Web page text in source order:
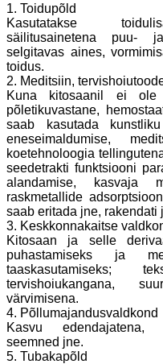
1. Toidupõld
Kasutatakse
säilitusainetena puu-
selgitavas aines,
toidus.
2. Meditsiin,
Kuna kitosaanil ei ole
põletikuvastane,
saab kasutada
eneseimaldumise,
koetehnoloogia
seedetrakti funktsiooni
alandamise, kasvaja
raskmetallide
saab eritada jne,
3. Keskkonnakaitse
Kitosaan ja selle
puhastamiseks ja
taaskasutamiseks;
tervishoiukangana,
värvimisena.
4. Põllumajandusvaldkond
Kasvu edendajatena,
seemned jne.
5. Tubakapõld